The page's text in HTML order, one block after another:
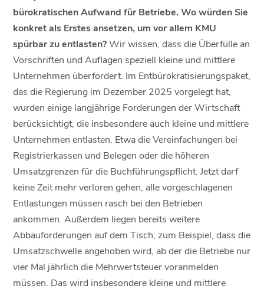
bürokratischen Aufwand für Betriebe. Wo würden Sie
konkret als Erstes ansetzen, um vor allem KMU
spürbar zu entlasten?Wir wissen, dass die Überfülle an
Vorschriften und Auflagen speziell kleine und mittlere
Unternehmen überfordert. Im Entbürokratisierungspaket,
das die Regierung im Dezember 2025 vorgelegt hat,
wurden einige langjährige Forderungen der Wirtschaft
berücksichtigt, die insbesondere auch kleine und mittlere
Unternehmen entlasten. Etwa die Vereinfachungen bei
Registrierkassen und Belegen oder die höheren
Umsatzgrenzen für die Buchführungspflicht. Jetzt darf
keine Zeit mehr verloren gehen, alle vorgeschlagenen
Entlastungen müssen rasch bei den Betrieben
ankommen. Außerdem liegen bereits weitere
Abbauforderungen auf dem Tisch, zum Beispiel, dass die
Umsatzschwelle angehoben wird, ab der die Betriebe nur
vier Mal jährlich die Mehrwertsteuer voranmelden
müssen. Das wird insbesondere kleine und mittlere